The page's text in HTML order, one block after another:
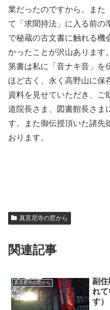
業だったのですから。ま
て「求聞持法」に入る前の
で秘蔵の古文書に触れる機
かったことが沢山あります
第書は私に「音ナキ音」を
ほど古く、永く高野山に保
資料を見せていただき、ご
道院長さま、図書館長さま
す。また御伝授頂いた諸先
おります。
真言尼寺の窓から
関連記事
真言尼寺の窓から
副
れ
す）